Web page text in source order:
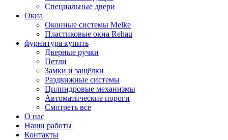
Специальные двери
Окна
Оконные системы Melke
Пластиковые окна Rehau
фурнитура купить
Дверные ручки
Петли
Замки и защёлки
Раздвижные системы
Цилиндровые механизмы
Автоматические пороги
Смотреть все
О нас
Наши работы
Контакты